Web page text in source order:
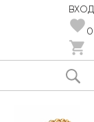
ВХОД
0